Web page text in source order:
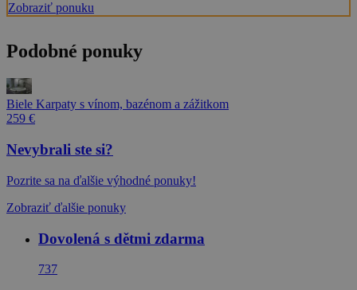
Zobraziť ponuku
Podobné ponuky
Biele Karpaty s vínom, bazénom a zážitkom
259 €
Nevybrali ste si?
Pozrite sa na ďalšie výhodné ponuky!
Zobraziť ďalšie ponuky
Dovolená s dětmi zdarma
737